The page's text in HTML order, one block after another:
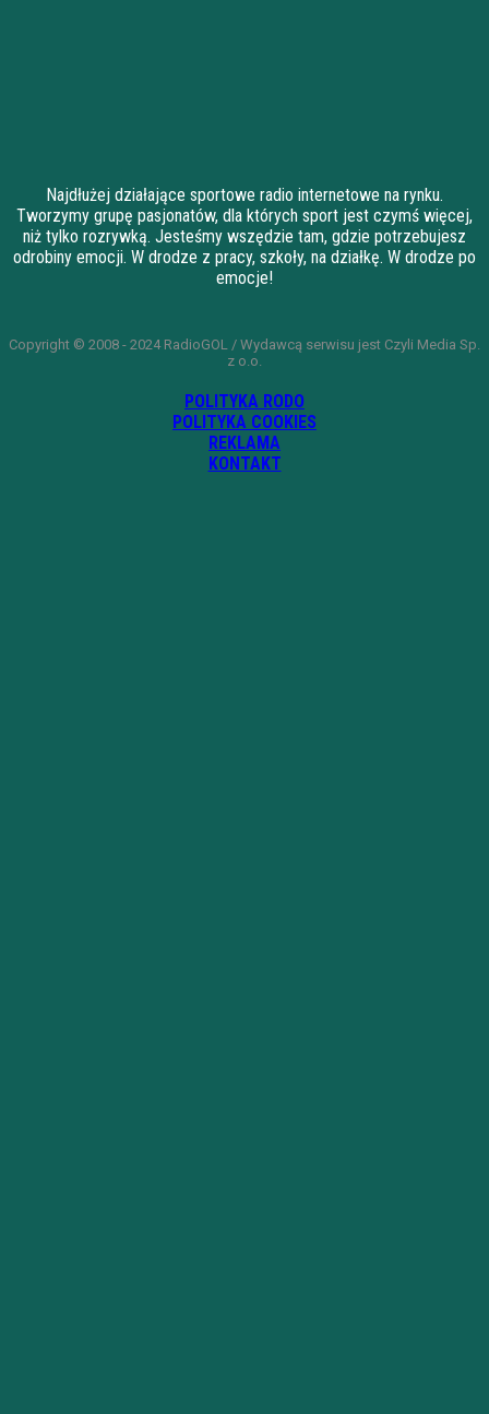
Najdłużej działające sportowe radio internetowe na rynku.
Tworzymy grupę pasjonatów, dla których sport jest czymś więcej,
niż tylko rozrywką. Jesteśmy wszędzie tam, gdzie potrzebujesz
odrobiny emocji. W drodze z pracy, szkoły, na działkę. W drodze po
emocje!
Copyright © 2008 - 2024 RadioGOL / Wydawcą serwisu jest Czyli Media Sp.
z o.o.
POLITYKA RODO
POLITYKA COOKIES
REKLAMA
KONTAKT